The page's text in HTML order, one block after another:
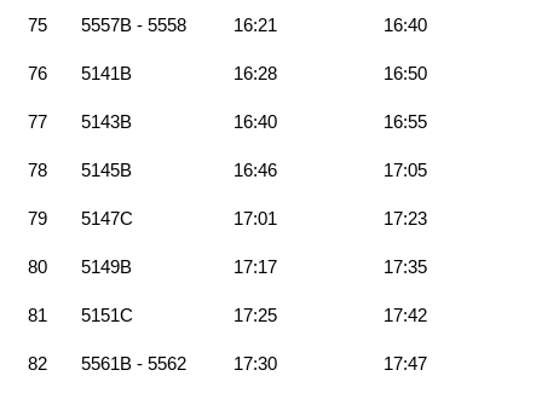
75 5557B - 5558 16:21 16:40
76 5141B 16:28 16:50
77 5143B 16:40 16:55
78 5145B 16:46 17:05
79 5147C 17:01 17:23
80 5149B 17:17 17:35
81 5151C 17:25 17:42
82 5561B - 5562 17:30 17:47